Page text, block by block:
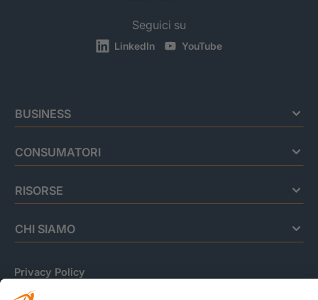
Seguici su
LinkedIn YouTube
BUSINESS
CONSUMATORI
RISORSE
CHI SIAMO
Privacy Policy
Cookie Policy